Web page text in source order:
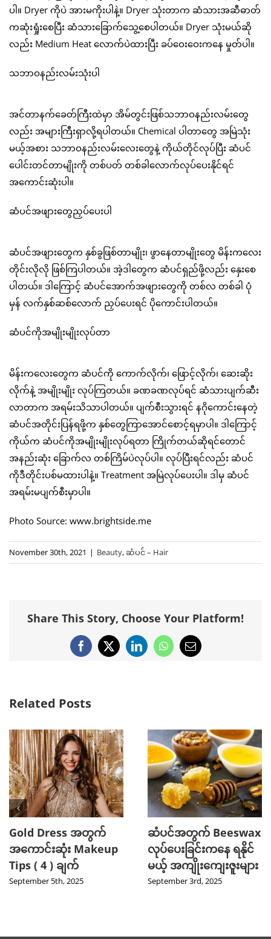
ပါ။ Dryer ကိုပဲ အားမကိုးပါနဲ့။ Dryer သုံးတာက ဆံသားအဆီဓာတ်
ကဆုံးရှုံးစေပြီး ဆံသားခြောက်သွေ့စေပါတယ်။ Dryer သုံးမယ်ဆို
လည်း Medium Heat လောက်ပဲထားပြီး ခပ်ဝေးဝေးကနေ မှုတ်ပါ။
သဘာဝနည်းလမ်းသုံးပါ
အင်တာနက်ခေတ်ကြီးထဲမှာ အိမ်တွင်းဖြစ်သဘာဝနည်းလမ်းတွေ
လည်း အများကြီးရှာလို့ရပါတယ်။ Chemical ပါတာတွေ အမြဲသုံး
မယ့်အစား သဘာဝနည်းလမ်းလေးတွေနဲ့ ကိုယ်တိုင်လုပ်ပြီး ဆံပင်
ပေါင်းတင်တာမျိုးကို တစ်ပတ် တစ်ခါလောက်လုပ်ပေးနိုင်ရင်
အကောင်းဆုံးပါ။
ဆံပင်အဖျားတွေညှပ်ပေးပါ
ဆံပင်အဖျားတွေက နှစ်ခွဖြစ်တာမျိုး၊ ဖွာနေတာမျိုးတွေ မိန်းကလေး
တိုင်းလိုလို ဖြစ်ကြပါတယ်။ အဲ့ဒါတွေက ဆံပင်ရှည်ဖို့လည်း နှေးစေ
ပါတယ်။ ဒါကြောင့် ဆံပင်အောက်အဖျားတွေကို တစ်လ တစ်ခါ ပုံ
မှန် လက်နှစ်ဆစ်လောက် ညှပ်ပေးရင် ပိုကောင်းပါတယ်။
ဆံပင်ကိုအမျိုးမျိုးလုပ်တာ
မိန်းကလေးတွေက ဆံပင်ကို ကောက်လိုက်၊ ဖြောင့်လိုက်၊ ဆေးဆိုး
လိုက်နဲ့ အမျိုးမျိုး လုပ်ကြတယ်။ ခဏခဏလုပ်ရင် ဆံသားပျက်ဆီး
လာတာက အရမ်းသိသာပါတယ်။ ပျက်စီးသွားရင် နဂိုကောင်းနေတဲ့
ဆံပင်အတိုင်းပြန်ရဖို့က နှစ်တွေကြာအောင်စောင့်ရမှာပါ။ ဒါကြောင့်
ကိုယ်က ဆံပင်ကိုအမျိုးမျိုးလုပ်ရတာ ကြိုက်တယ်ဆိုရင်တောင်
အနည်းဆုံး ခြောက်လ တစ်ကြိမ်ပဲလုပ်ပါ။ လုပ်ပြီးရင်လည်း ဆံပင်
ကိုဒီတိုင်းပစ်မထားပါနဲ့။ Treatment အမြဲလုပ်ပေးပါ။ ဒါမှ ဆံပင်
အရမ်းမပျက်စီးမှာပါ။
Photo Source: www.brightside.me
November 30th, 2021 | Beauty,ဆံပင် – Hair
Share This Story, Choose Your Platform!
Facebook
X LinkedInWhatsApp
Email
Related Posts
Gold Dress အတွက်
အကောင်းဆုံး Makeup
Tips ( 4 ) ချက်
September 5th, 2025
ဆံပင်အတွက် Beeswax
လုပ်ပေးခြင်းကနေ ရနိုင်
မယ့် အကျိုးကျေးဇူးများ
September 3rd, 2025